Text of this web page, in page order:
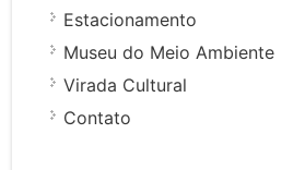
Estacionamento
Museu do Meio Ambiente
Virada Cultural
Contato